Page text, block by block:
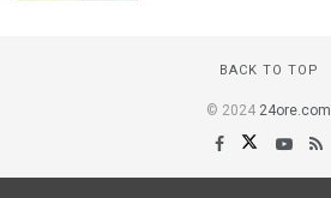
BACK TO TOP
© 2024 24ore.com